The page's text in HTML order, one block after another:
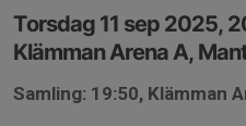
Torsdag 11 sep 2025,
Klämman Arena A,
Samling: 19:50, Klämman